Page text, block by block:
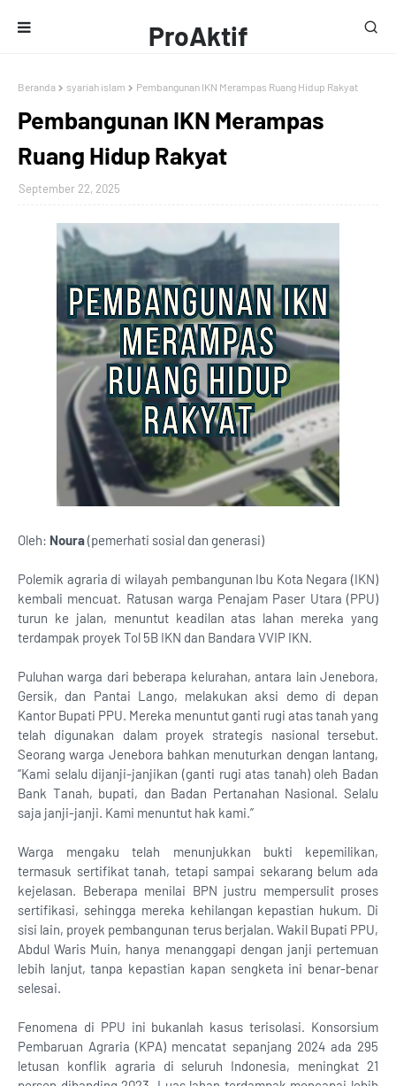
ProAktif
Media
Beranda syariah islam Pembangunan IKN Merampas Ruang Hidup Rakyat
Pembangunan IKN Merampas
Ruang Hidup Rakyat
September 22, 2025
Oleh: Noura(pemerhati sosial dan generasi)
Polemik agraria di wilayah pembangunan Ibu Kota Negara (IKN)
kembali mencuat. Ratusan warga Penajam Paser Utara (PPU)
turun ke jalan, menuntut keadilan atas lahan mereka yang
terdampak proyek Tol 5B IKN dan Bandara VVIP IKN.
Puluhan warga dari beberapa kelurahan, antara lain Jenebora,
Gersik, dan Pantai Lango, melakukan aksi demo di depan
Kantor Bupati PPU. Mereka menuntut ganti rugi atas tanah yang
telah digunakan dalam proyek strategis nasional tersebut.
Seorang warga Jenebora bahkan menuturkan dengan lantang,
“Kami selalu dijanji-janjikan (ganti rugi atas tanah) oleh Badan
Bank Tanah, bupati, dan Badan Pertanahan Nasional. Selalu
saja janji-janji. Kami menuntut hak kami.”
Warga mengaku telah menunjukkan bukti kepemilikan,
termasuk sertifikat tanah, tetapi sampai sekarang belum ada
kejelasan. Beberapa menilai BPN justru mempersulit proses
sertifikasi, sehingga mereka kehilangan kepastian hukum. Di
sisi lain, proyek pembangunan terus berjalan. Wakil Bupati PPU,
Abdul Waris Muin, hanya menanggapi dengan janji pertemuan
lebih lanjut, tanpa kepastian kapan sengketa ini benar-benar
selesai.
Fenomena di PPU ini bukanlah kasus terisolasi. Konsorsium
Pembaruan Agraria (KPA) mencatat sepanjang 2024 ada 295
letusan konflik agraria di seluruh Indonesia, meningkat 21